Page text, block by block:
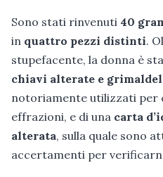
Sono stati rinvenuti 40
in quattro pezzi distinti.
stupefacente, la donna è
chiavi alterate e
notoriamente utilizzati per
effrazioni, e di una carta
alterata, sulla quale sono
accertamenti per